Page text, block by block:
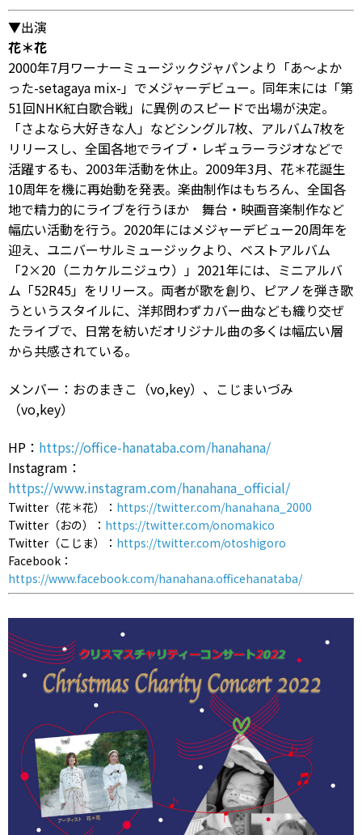
▼出演
花＊花
2000年7月ワーナーミュージックジャパンより「あ～よか
った-setagaya mix-」でメジャーデビュー。同年末には「第
51回NHK紅白歌合戦」に異例のスピードで出場が決定。
「さよなら大好きな人」などシングル7枚、アルバム7枚を
リリースし、全国各地でライブ・レギュラーラジオなどで
活躍するも、2003年活動を休止。 2009年3月、花＊花誕生
10周年を機に再始動を発表。楽曲制作はもちろん、全国各
地で精力的にライブを行うほか 舞台・映画音楽制作など
幅広い活動を行う。 2020年にはメジャーデビュー20周年を
迎え、ユニバーサルミュージックより、ベストアルバム
「2×20（ニカケルニジュウ）」2021年には、ミニアルバ
ム「52R45」をリリース。両者が歌を創り、ピアノを弾き歌
うというスタイルに、洋邦問わずカバー曲なども織り交ぜ
たライブで、日常を紡いだオリジナル曲の多くは幅広い層
から共感されている。
メンバー：おのまきこ（vo,key）、こじまいづみ
（vo,key）
HP： https://office-hanataba.com/hanahana/
Instagram：
https://www.instagram.com/hanahana_official/
Twitter（花＊花）： https://twitter.com/hanahana_2000
Twitter（おの）： https://twitter.com/onomakico
Twitter（こじま）： https://twitter.com/otoshigoro
Facebook：
https://www.facebook.com/hanahana.officehanataba/